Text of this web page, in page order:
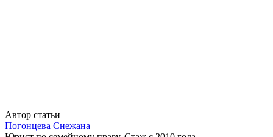
Автор статьи
Погонцева Снежана